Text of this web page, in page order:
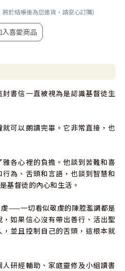
於結帳後為您進貨，請安心訂購)
入喜愛商品
書信一直被視為是認識基督徒生
可以朗讀完畢。它非常直接，也
各心裡的負擔。他談到苦難和喜
為、舌頭和言語，也談到智慧和
基督徒的內心和生活。
——一切看似敬虔的陳腔濫調都是
如果信心沒有帶出善行、活出聖
並且控制自己的舌頭，這根本就
研經輔助、家庭靈修及小組讀書